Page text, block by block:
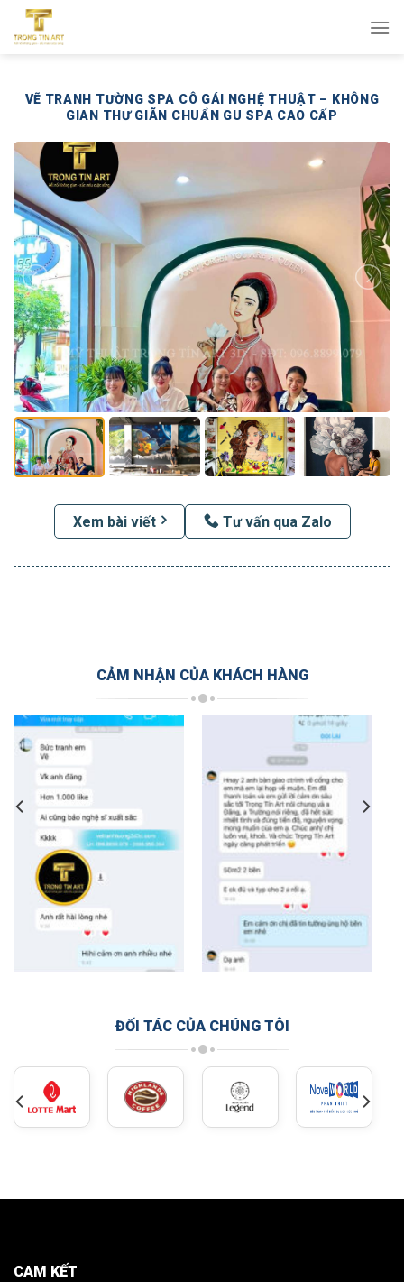
qua
VẼ TRANH TƯỜNG SPA CÔ GÁI NGHỆ THUẬT – KHÔNG
GIAN THƯ GIÃN CHUẨN GU SPA CAO CẤP
Xem bài viết Tư vấn qua Zalo
CẢM NHẬN CỦA KHÁCH HÀNG
ĐỐI TÁC CỦA CHÚNG TÔI
CAM KẾT